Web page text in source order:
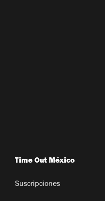
Time Out México
Suscripciones